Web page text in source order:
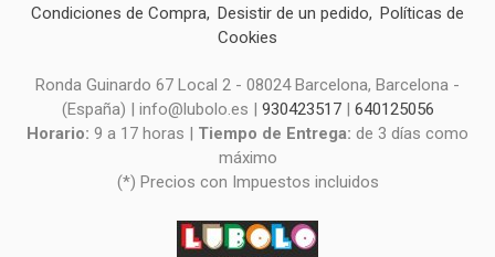
Condiciones de Compra Desistir de un pedido
Políticas de
Cookies
Ronda Guinardo 67 Local 2 - 08024 Barcelona, Barcelona -
(España) | info@lubolo.es | 930423517| 640125056
Horario: 9 a 17 horas | Tiempo de Entrega: de 3 días como
máximo
(*) Precios con Impuestos incluidos